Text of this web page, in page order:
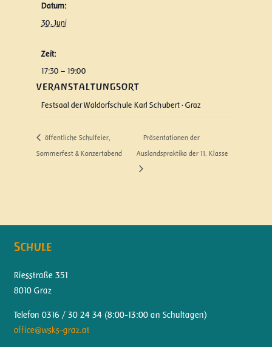
Datum:
30. Juni
Zeit:
17:30 – 19:00
VERANSTALTUNGSORT
Festsaal der Waldorfschule Karl Schubert · Graz
öffentliche Schulfeier,
Sommerfest & Konzertabend
Präsentationen der
Auslandspraktika der 11. Klasse
Schule
Riesstraße 351
8010 Graz
Telefon 0316 / 30 24 34 (8:00-13:00 an Schultagen)
office@wsks-graz.at